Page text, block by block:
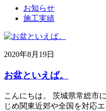
お知らせ
施工実績
2020年8月19日
お盆といえば。
こんにちは。 茨城県常総市
じめ関東近郊や全国を対応